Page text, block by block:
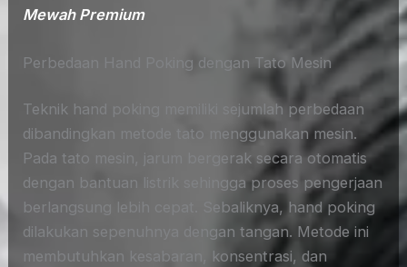
Mewah Premium
Perbedaan Hand Poking dengan Tato Mesin
Teknik hand poking memiliki sejumlah perbedaan
dibandingkan metode tato menggunakan mesin.
Pada tato mesin, jarum bergerak secara otomatis
dengan bantuan listrik sehingga proses pengerjaan
berlangsung lebih cepat. Sebaliknya, hand poking
dilakukan sepenuhnya dengan tangan. Metode ini
membutuhkan kesabaran, konsentrasi, dan